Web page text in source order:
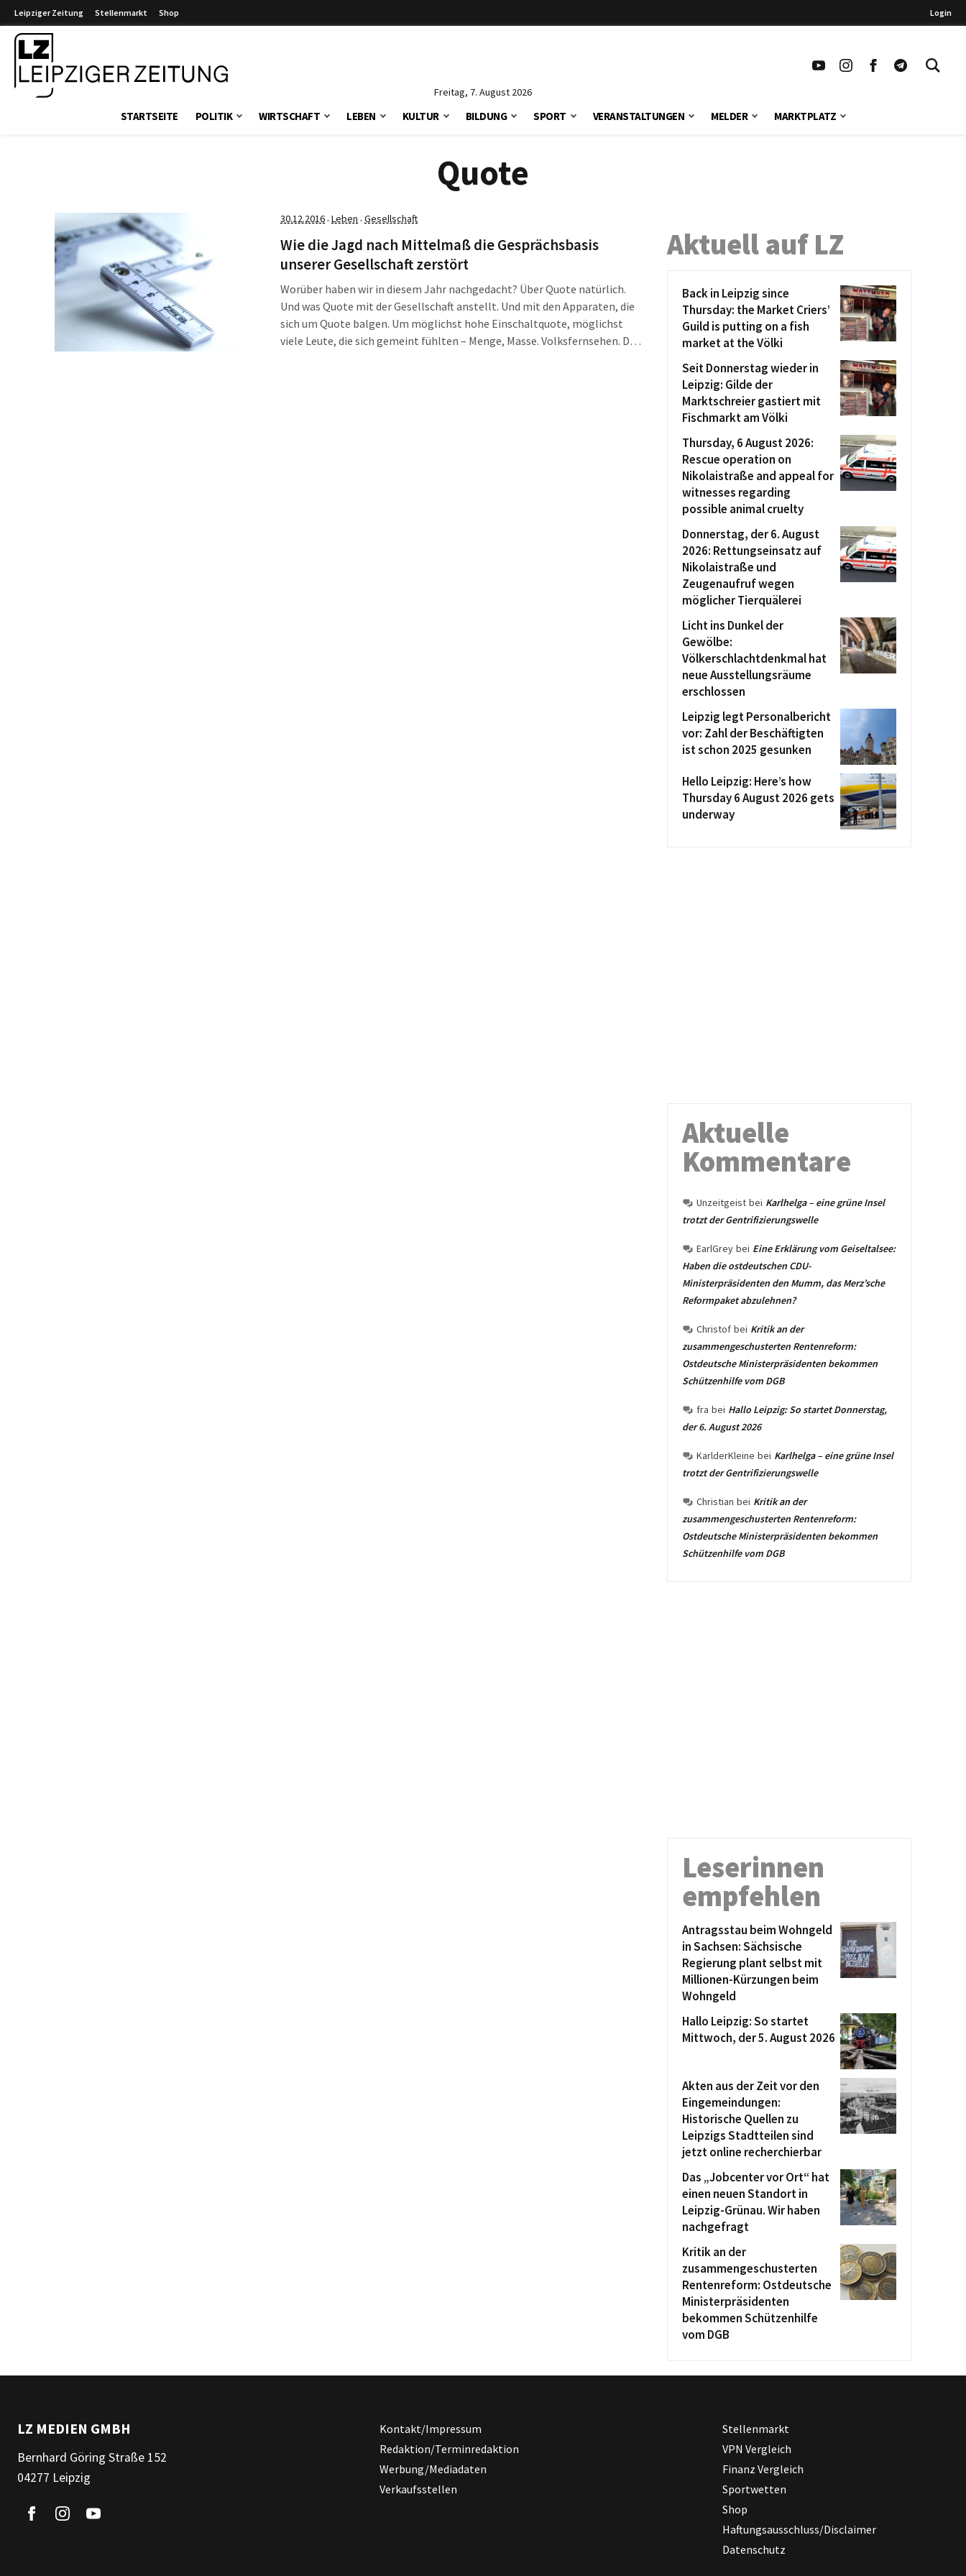
Leipziger Zeitung Stellenmarkt Shop Login
Freitag, 7. August 2026
STARTSEITE POLITIK WIRTSCHAFT LEBEN KULTUR BILDUNG SPORT VERANSTALTUNGEN MELDER MARKTPLATZ
Quote
30.12.2016· Leben · Gesellschaft
Wie die Jagd nach Mittelmaß die Gesprächsbasis
unserer Gesellschaft zerstört
Worüber haben wir in diesem Jahr nachgedacht? Über Quote natürlich.
Und was Quote mit der Gesellschaft anstellt. Und mit den Apparaten, die
sich um Quote balgen. Um möglichst hohe Einschaltquote, möglichst
viele Leute, die sich gemeint fühlten – Menge, Masse. Volksfernsehen. Da
Aktuell auf LZ
Back in Leipzig since
Thursday: the Market Criers’
Guild is putting on a fish
market at the Völki
Seit Donnerstag wieder in
Leipzig: Gilde der
Marktschreier gastiert mit
Fischmarkt am Völki
Thursday, 6 August 2026:
Rescue operation on
Nikolaistraße and appeal for
witnesses regarding
possible animal cruelty
Donnerstag, der 6. August
2026: Rettungseinsatz auf
Nikolaistraße und
Zeugenaufruf wegen
möglicher Tierquälerei
Licht ins Dunkel der
Gewölbe:
Völkerschlachtdenkmal hat
neue Ausstellungsräume
erschlossen
Leipzig legt Personalbericht
vor: Zahl der Beschäftigten
ist schon 2025 gesunken
Hello Leipzig: Here’s how
Thursday 6 August 2026 gets
underway
Aktuelle
Kommentare
Unzeitgeist bei Karlhelga – eine grüne Insel
trotzt der Gentrifizierungswelle
EarlGrey bei Eine Erklärung vom Geiseltalsee:
Haben die ostdeutschen CDU-
Ministerpräsidenten den Mumm, das Merz’sche
Reformpaket abzulehnen?
Christof bei Kritik an der
zusammengeschusterten Rentenreform:
Ostdeutsche Ministerpräsidenten bekommen
Schützenhilfe vom DGB
fra bei Hallo Leipzig: So startet Donnerstag,
der 6. August 2026
KarlderKleine bei Karlhelga – eine grüne Insel
trotzt der Gentrifizierungswelle
Christian bei Kritik an der
zusammengeschusterten Rentenreform:
Ostdeutsche Ministerpräsidenten bekommen
Schützenhilfe vom DGB
Leserinnen
empfehlen
Antragsstau beim Wohngeld
in Sachsen: Sächsische
Regierung plant selbst mit
Millionen-Kürzungen beim
Wohngeld
Hallo Leipzig: So startet
Mittwoch, der 5. August 2026
Akten aus der Zeit vor den
Eingemeindungen:
Historische Quellen zu
Leipzigs Stadtteilen sind
jetzt online recherchierbar
Das „Jobcenter vor Ort“ hat
einen neuen Standort in
Leipzig-Grünau. Wir haben
nachgefragt
Kritik an der
zusammengeschusterten
Rentenreform: Ostdeutsche
Ministerpräsidenten
bekommen Schützenhilfe
vom DGB
LZ MEDIEN GMBH
Bernhard Göring Straße 152
04277 Leipzig
Kontakt/Impressum
Redaktion/Terminredaktion
Werbung/Mediadaten
Verkaufsstellen
Stellenmarkt
VPN Vergleich
Finanz Vergleich
Sportwetten
Shop
Haftungsausschluss/Disclaimer
Datenschutz